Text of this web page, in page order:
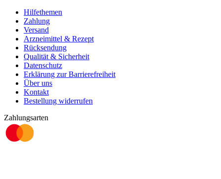
Hilfethemen
Zahlung
Versand
Arzneimittel & Rezept
Rücksendung
Qualität & Sicherheit
Datenschutz
Erklärung zur Barrierefreiheit
Über uns
Kontakt
Bestellung widerrufen
Zahlungsarten